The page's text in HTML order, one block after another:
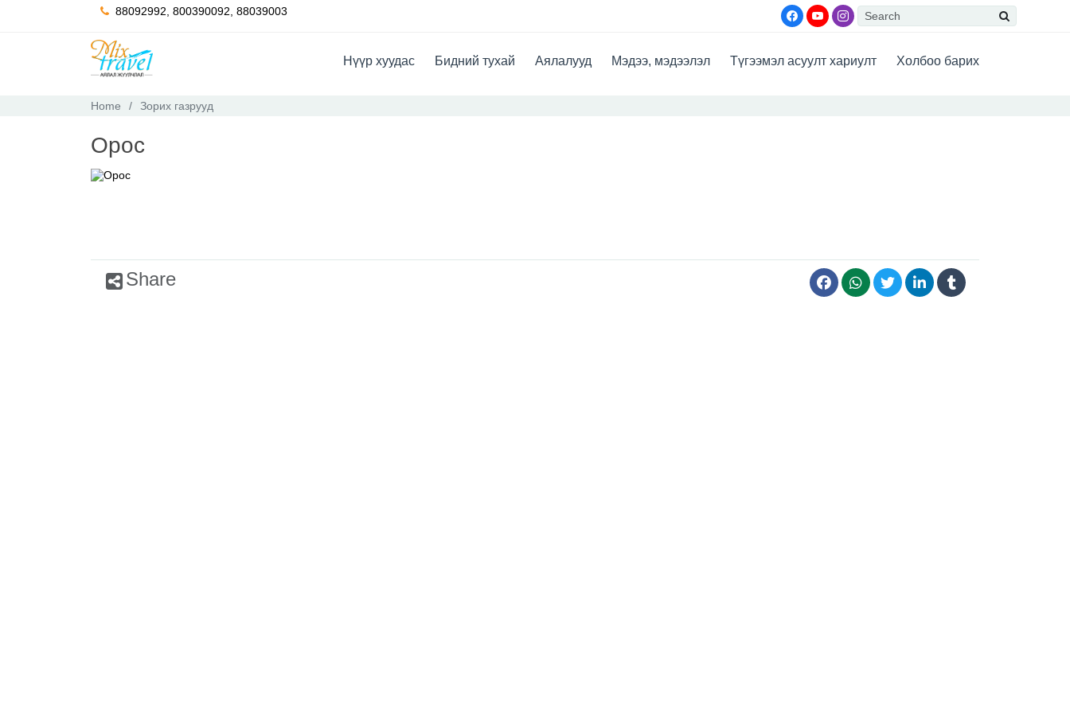
88092992, 800390092, 88039003
Hүүр хуудас Бидний тухай Аялалууд Мэдээ, мэдээлэл Түгээмэл асуулт хариулт Холбоо барих
Home Зорих газрууд
Орос
Share